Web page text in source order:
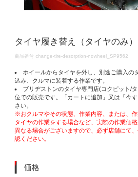
タイヤ履き替え（タイヤのみ
DETAILS
商品番号 change-tire-desorption-nowheel_SP9562
ホイールからタイヤを外し、別途ご購入の
込み、クルマに装着する作業です。
ブリヂストンのタイヤ専門店(コクピット/
位での販売です。「カートに追加」又は「今
さい。
※おクルマやその状態、作業内容、または、
タイヤの作業をする場合など、実際の作業価
異なる場合がございますので、必ず店舗にて
認ください。
価格